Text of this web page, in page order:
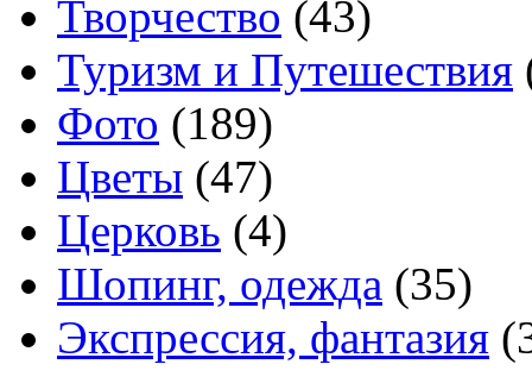
Творчество (43)
Туризм и Путешествия
Фото (189)
Цветы (47)
Церковь (4)
Шопинг, одежда (35)
Экспрессия, фантазия